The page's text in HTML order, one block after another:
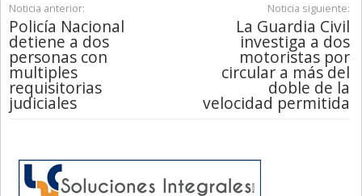
Noticia anterior:
Policía Nacional
detiene a dos
personas con
multiples
requisitorias
judiciales
Noticia siguiente:
La Guardia Civil
investiga a dos
motoristas por
circular a más del
doble de la
velocidad permitida